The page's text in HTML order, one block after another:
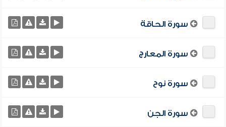
سورة الحاقة
سورة المعارج
سورة نوح
سورة الجن